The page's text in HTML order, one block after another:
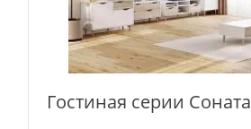
Гостиная серии Соната